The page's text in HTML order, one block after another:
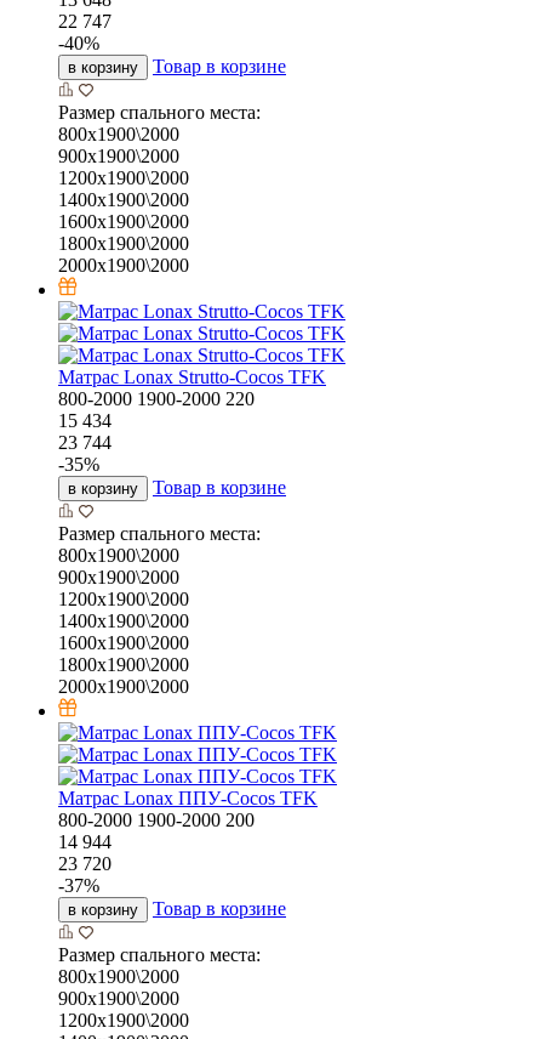
22 747
-40%
в корзину Товар в корзине
Размер спального места:
800х1900\2000
900х1900\2000
1200х1900\2000
1400х1900\2000
1600х1900\2000
1800х1900\2000
2000х1900\2000
Матрас Lonax Strutto-Cocos TFK
800-2000 1900-2000 220
15 434
23 744
-35%
в корзину Товар в корзине
Размер спального места:
800х1900\2000
900х1900\2000
1200х1900\2000
1400х1900\2000
1600х1900\2000
1800х1900\2000
2000х1900\2000
Матрас Lonax ППУ-Cocos TFK
800-2000 1900-2000 200
14 944
23 720
-37%
в корзину Товар в корзине
Размер спального места:
800х1900\2000
900х1900\2000
1200х1900\2000